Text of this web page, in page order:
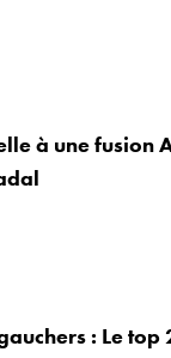
à une fusion
: Le